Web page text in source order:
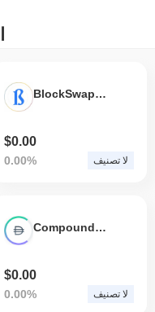
BlockSwap Network
$0.00
0.00% لا تصنيف
Compound Dai
$0.00
0.00% لا تصنيف